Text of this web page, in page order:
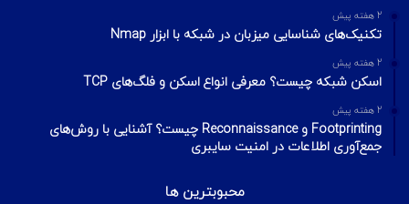
2 هفته پیش
تکنیک‌های شناسایی میزبان در شبکه با ابزار Nmap
2 هفته پیش
اسکن شبکه چیست؟ معرفی انواع اسکن و فلگ‌های TCP
2 هفته پیش
Footprinting و Reconnaissance چیست؟ آشنایی با روش‌های
جمع‌آوری اطلاعات در امنیت سایبری
محبوبترین ها